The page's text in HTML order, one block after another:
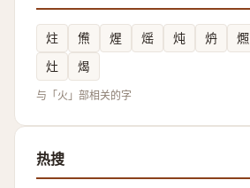
炷 㷶 煋 熎 炖 炿 燳
灶
㷎
与「火」部相关的字
热搜